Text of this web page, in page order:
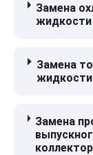
Замена
жидкости
Замена
Замена